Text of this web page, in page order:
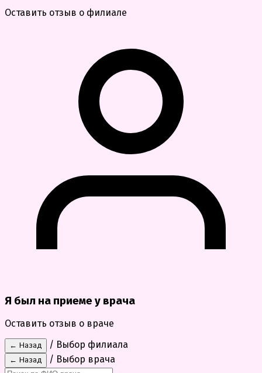
Оставить отзыв о филиале
Я был на приеме у врача
Оставить отзыв о враче
← Назад
/ Выбор филиала
← Назад
/ Выбор врача